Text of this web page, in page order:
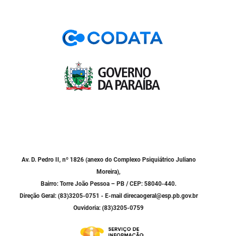
Av. D. Pedro II, nº 1826 (anexo do Complexo Psiquiátrico Juliano
Moreira),
Bairro: Torre João Pessoa – PB / CEP: 58040-440.
Direção Geral: (83)3205-0751 - E-mail direcaogeral@esp.pb.gov.br
Ouvidoria: (83)3205-0759